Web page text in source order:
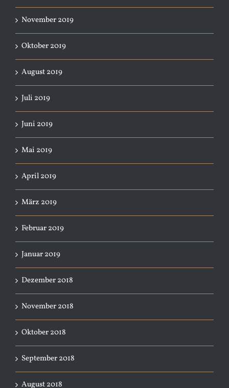
November 2019
Oktober 2019
August 2019
Juli 2019
Juni 2019
Mai 2019
April 2019
März 2019
Februar 2019
Januar 2019
Dezember 2018
November 2018
Oktober 2018
September 2018
August 2018